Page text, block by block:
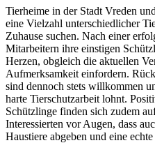
Tierheime in der Stadt Vreden
eine Vielzahl unterschiedlicher
Zuhause suchen. Nach einer
Mitarbeitern ihre einstigen
Herzen, obgleich die aktuellen
Aufmerksamkeit einfordern.
sind dennoch stets willkommen
harte Tierschutzarbeit lohnt.
Schützlinge finden sich zudem
Interessierten vor Augen, dass
Haustiere abgeben und eine